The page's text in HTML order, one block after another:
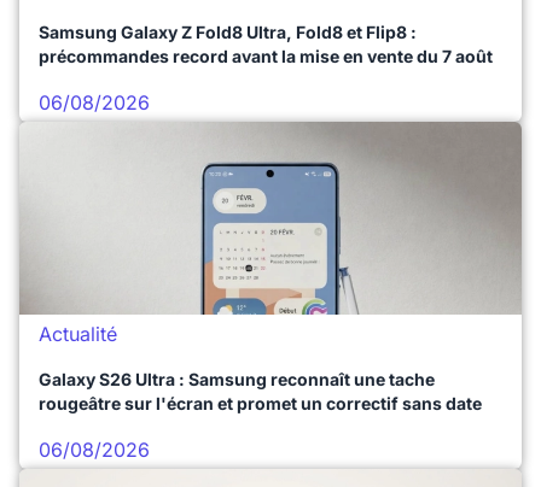
Samsung Galaxy Z Fold8 Ultra, Fold8 et Flip8 :
précommandes record avant la mise en vente du 7 août
06/08/2026
Actualité
Galaxy S26 Ultra : Samsung reconnaît une tache
rougeâtre sur l'écran et promet un correctif sans date
06/08/2026